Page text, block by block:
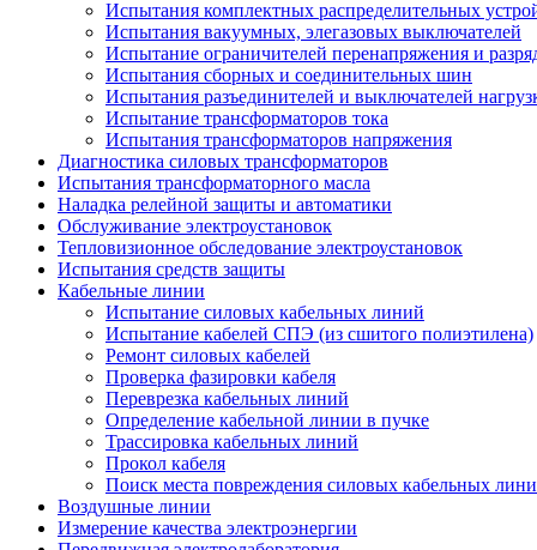
Испытания комплектных распределительных
Испытания вакуумных, элегазовых выключателей
Испытание ограничителей перенапряжения и
Испытания сборных и соединительных шин
Испытания разъединителей и выключателей
Испытание трансформаторов тока
Испытания трансформаторов напряжения
Диагностика силовых трансформаторов
Испытания трансформаторного масла
Наладка релейной защиты и автоматики
Обслуживание электроустановок
Тепловизионное обследование электроустановок
Испытания средств защиты
Кабельные линии
Испытание силовых кабельных линий
Испытание кабелей СПЭ (из сшитого полиэтилена)
Ремонт силовых кабелей
Проверка фазировки кабеля
Переврезка кабельных линий
Определение кабельной линии в пучке
Трассировка кабельных линий
Прокол кабеля
Поиск места повреждения силовых кабельных
Воздушные линии
Измерение качества электроэнергии